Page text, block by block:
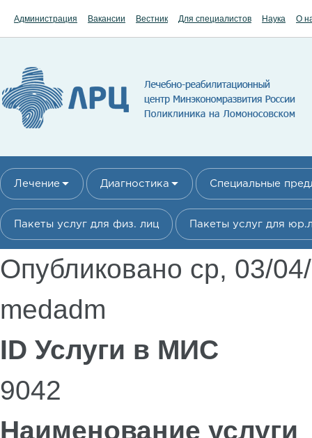
Администрация Вакансии Вестник Для специалистов Наука О
Лечение Диагностика Специальные
Пакеты услуг для физ. лиц Пакеты услуг для
Опубликовано ср, 03/
medadm
ID Услуги в МИС
9042
Наименование услуги